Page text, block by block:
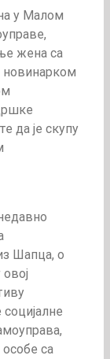
у Малом
жена са
новинарком
да је скупу
Шапца, о
особе са